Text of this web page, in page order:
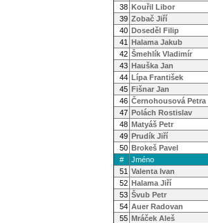
38 Kouřil Libor
39 Zobač Jiří
40 Doseděl Filip
41 Halama Jakub
42 Šmehlík Vladimír
43 Hauška Jan
44 Lípa František
45 Fišnar Jan
46 Černohousová Petra
47 Polách Rostislav
48 Matyáš Petr
49 Prudík Jiří
50 Brokeš Pavel
#
Jméno
51 Valenta Ivan
52 Halama Jiří
53 Švub Petr
54 Auer Radovan
55 Mráček Aleš